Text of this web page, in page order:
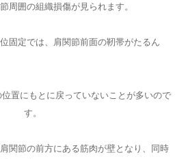
周囲の組織損傷が見られます。
固定では、肩関節前面の靭帯がたるん
置にもとに戻っていないことが多いので
す。
関節の前方にある筋肉が壁となり、同時